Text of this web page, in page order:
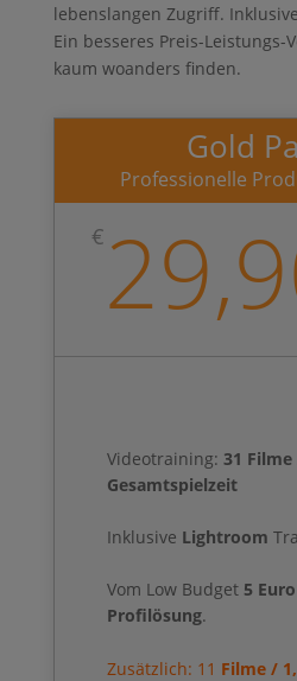
lebenslangen Zugriff.
Ein besseres Preis-Leistungs-
kaum woanders finden.
Gold
Professionelle
€
Videotraining: 31
Gesamtspielzeit
Inklusive Lightroom
Vom Low Budget 5
Profilösung.
Zusätzlich: 11 Filme /